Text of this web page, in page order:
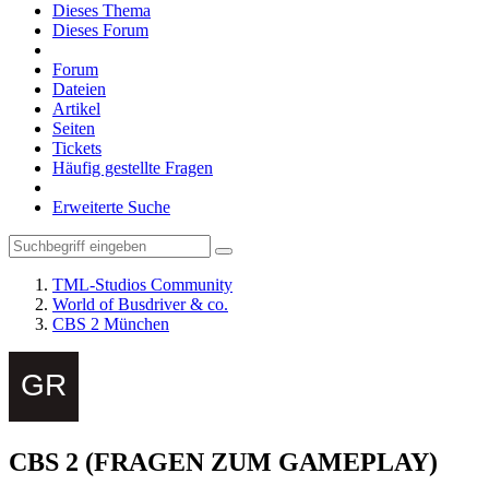
Dieses Thema
Dieses Forum
Forum
Dateien
Artikel
Seiten
Tickets
Häufig gestellte Fragen
Erweiterte Suche
TML-Studios Community
World of Busdriver & co.
CBS 2 München
CBS 2 (FRAGEN ZUM GAMEPLAY)